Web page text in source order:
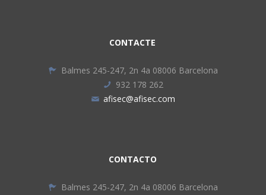
CONTACTE
Balmes 245-247, 2n 4a 08006 Barcelona
932 178 262
afisec@afisec.com
CONTACTO
Balmes 245-247, 2n 4a 08006 Barcelona